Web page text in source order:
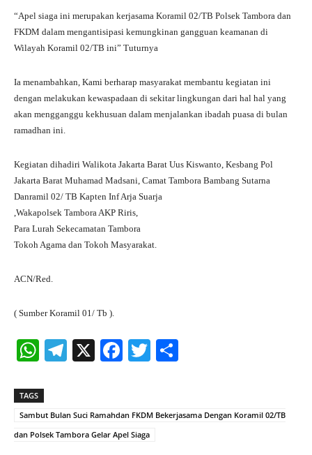
“Apel siaga ini merupakan kerjasama Koramil 02/TB Polsek Tambora dan
FKDM dalam mengantisipasi kemungkinan gangguan keamanan di
Wilayah Koramil 02/TB ini” Tuturnya
Ia menambahkan, Kami berharap masyarakat membantu kegiatan ini
dengan melakukan kewaspadaan di sekitar lingkungan dari hal hal yang
akan mengganggu kekhusuan dalam menjalankan ibadah puasa di bulan
ramadhan ini.
Kegiatan dihadiri Walikota Jakarta Barat Uus Kiswanto, Kesbang Pol
Jakarta Barat Muhamad Madsani, Camat Tambora Bambang Sutarna
Danramil 02/ TB Kapten Inf Arja Suarja
,Wakapolsek Tambora AKP Riris,
Para Lurah Sekecamatan Tambora
Tokoh Agama dan Tokoh Masyarakat.
ACN/Red.
( Sumber Koramil 01/ Tb ).
W
ts
A
pp
Te
a
m
X
Fa
ok
T
r
TAGS
Sambut Bulan Suci Ramahdan FKDM Bekerjasama Dengan Koramil 02/TB
dan Polsek Tambora Gelar Apel Siaga